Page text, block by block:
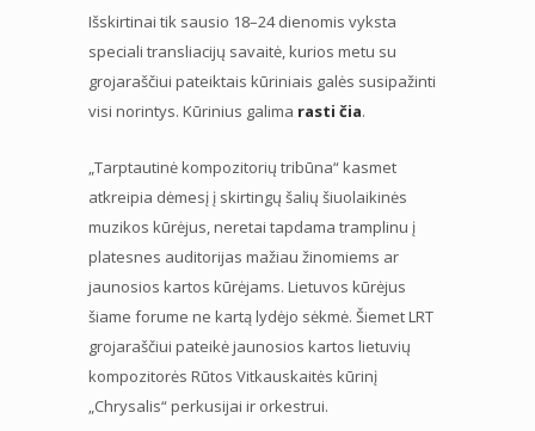
Išskirtinai tik sausio 18–24 dienomis vyksta
speciali transliacijų savaitė, kurios metu su
grojaraščiui pateiktais kūriniais galės susipažinti
visi norintys. Kūrinius galima rasti čia.
„Tarptautinė kompozitorių tribūna“ kasmet
atkreipia dėmesį į skirtingų šalių šiuolaikinės
muzikos kūrėjus, neretai tapdama tramplinu į
platesnes auditorijas mažiau žinomiems ar
jaunosios kartos kūrėjams. Lietuvos kūrėjus
šiame forume ne kartą lydėjo sėkmė. Šiemet LRT
grojaraščiui pateikė jaunosios kartos lietuvių
kompozitorės Rūtos Vitkauskaitės kūrinį
„Chrysalis“ perkusijai ir orkestrui.